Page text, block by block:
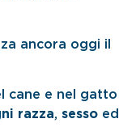
ancora oggi il
cane e nel gatto
razza, sesso ed